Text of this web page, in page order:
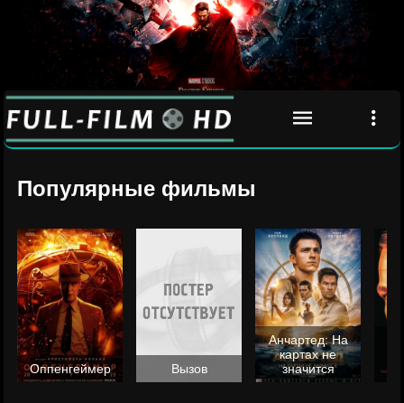
Популярные фильмы
Оппенгеймер Вызов
Анчартед: На
картах не
значится